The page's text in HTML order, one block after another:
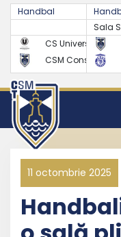
Handbal
CS Universitatea
CSM Constanța
Sala
11 octombrie 2025